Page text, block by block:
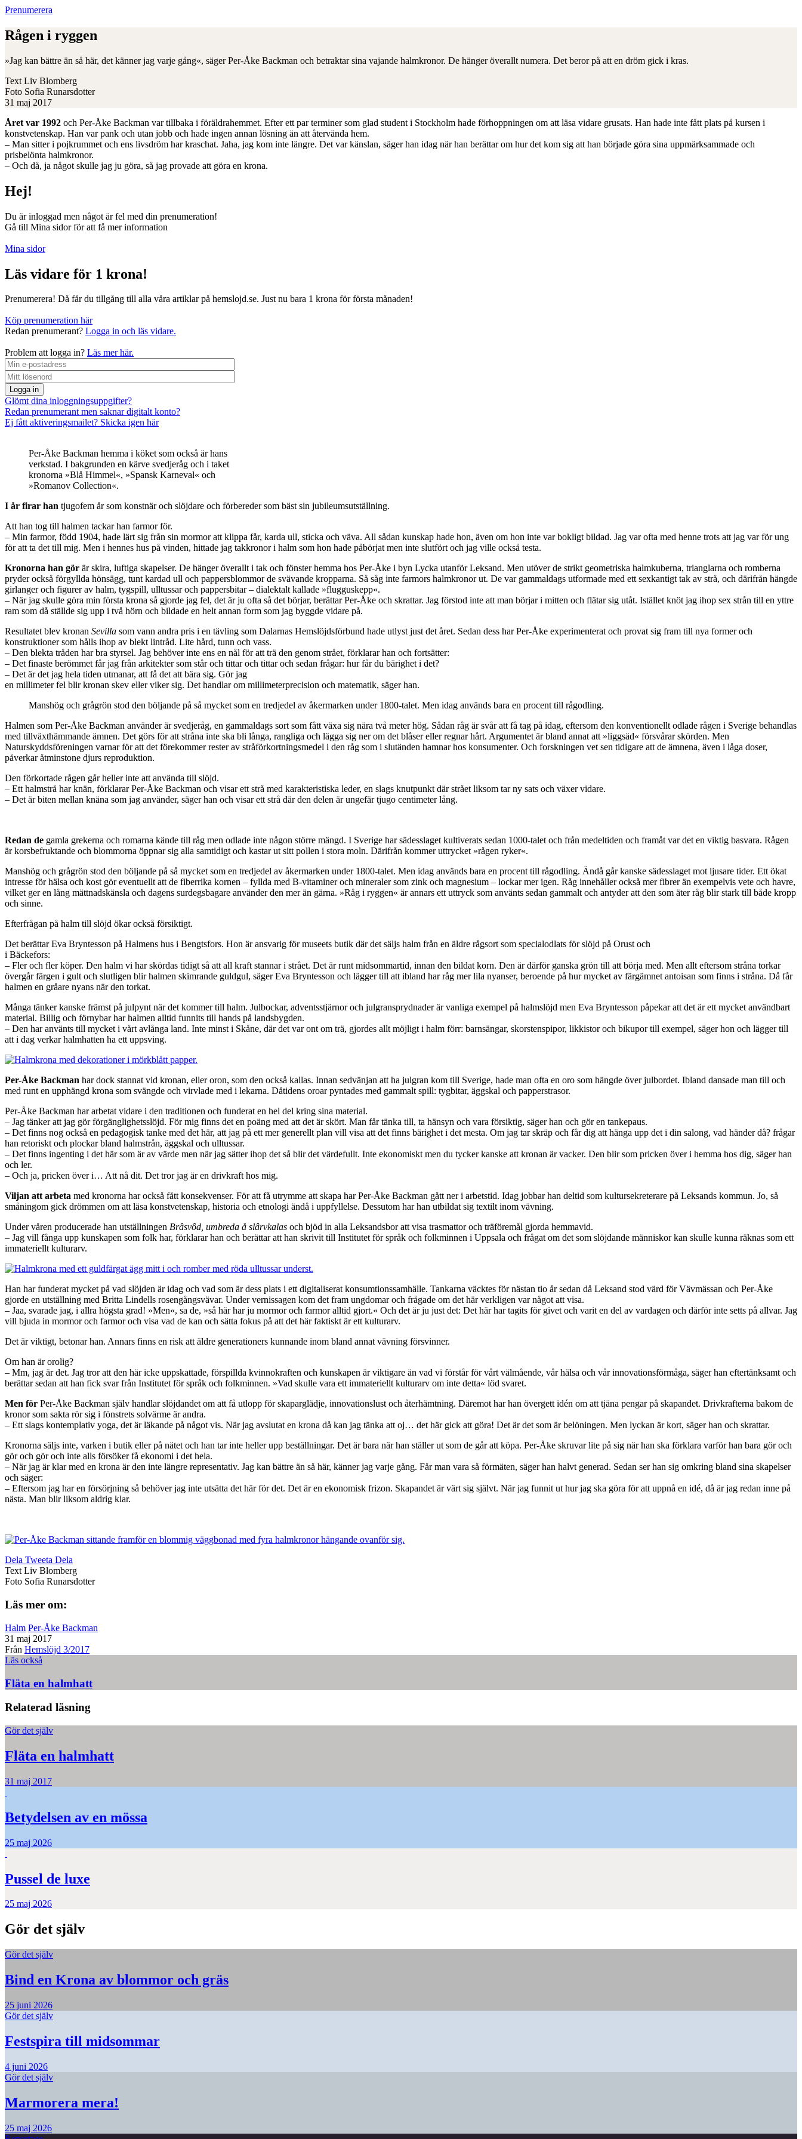
Prenumerera
Rågen i ryggen
»Jag kan bättre än så här, det känner jag varje gång«, säger Per-Åke Backman och betraktar sina vajande halmkronor. De hänger överallt numera. Det beror på att en dröm gick i kras.
Text Liv Blomberg
Foto Sofia Runarsdotter
31 maj 2017
Året var 1992 och Per-Åke Backman var tillbaka i föräldrahemmet. Efter ett par terminer som glad student i Stockholm hade förhoppningen om att läsa vidare grusats. Han hade inte fått plats på kursen i
konstvetenskap. Han var pank och utan jobb och hade ingen annan lösning än att återvända hem.
– Man sitter i pojkrummet och ens livsdröm har kraschat. Jaha, jag kom inte längre. Det var känslan, säger han idag när han berättar om hur det kom sig att han började göra sina uppmärksammade och
prisbelönta halmkronor.
– Och då, ja något skulle jag ju göra, så jag provade att göra en krona.
Hej!
Du är inloggad men något är fel med din prenumeration!
Gå till Mina sidor för att få mer information
Mina sidor
Läs vidare för 1 krona!
Prenumerera! Då får du tillgång till alla våra artiklar på hemslojd.se. Just nu bara 1 krona för första månaden!
Köp prenumeration här
Redan prenumerant? Logga in och läs vidare.
Problem att logga in? Läs mer här.
Logga in
Glömt dina inloggningsuppgifter?
Redan prenumerant men saknar digitalt konto?
Ej fått aktiveringsmailet? Skicka igen här
Per-Åke Backman hemma i köket som också är hans
verkstad. I bakgrunden en kärve svedjeråg och i taket
kronorna »Blå Himmel«, »Spansk Karneval« och
»Romanov Collection«.
I år firar han tjugofem år som konstnär och slöjdare och förbereder som bäst sin jubileumsutställning.
Att han tog till halmen tackar han farmor för.
– Min farmor, född 1904, hade lärt sig från sin mormor att klippa får, karda ull, sticka och väva. All sådan kunskap hade hon, även om hon inte var bokligt bildad. Jag var ofta med henne trots att jag var för ung
för att ta det till mig. Men i hennes hus på vinden, hittade jag takkronor i halm som hon hade påbörjat men inte slutfört och jag ville också testa.
Kronorna han gör är skira, luftiga skapelser. De hänger överallt i tak och fönster hemma hos Per-Åke i byn Lycka utanför Leksand. Men utöver de strikt geometriska halmkuberna, trianglarna och romberna
pryder också förgyllda hönsägg, tunt kardad ull och pappersblommor de svävande kropparna. Så såg inte farmors halmkronor ut. De var gammaldags utformade med ett sexkantigt tak av strå, och därifrån hängde
girlanger och figurer av halm, tygspill, ulltussar och pappersbitar – dialektalt kallade »flugguskepp«.
– När jag skulle göra min första krona så gjorde jag fel, det är ju ofta så det börjar, berättar Per-Åke och skrattar. Jag förstod inte att man börjar i mitten och flätar sig utåt. Istället knöt jag ihop sex strån till en yttre
ram som då ställde sig upp i två hörn och bildade en helt annan form som jag byggde vidare på.
Resultatet blev kronan Sevilla som vann andra pris i en tävling som Dalarnas Hemslöjdsförbund hade utlyst just det året. Sedan dess har Per-Åke experimenterat och provat sig fram till nya former och
konstruktioner som hålls ihop av blekt lintråd. Lite hård, tunn och vass.
– Den blekta tråden har bra styrsel. Jag behöver inte ens en nål för att trä den genom strået, förklarar han och fortsätter:
– Det finaste berömmet får jag från arkitekter som står och tittar och tittar och sedan frågar: hur får du bärighet i det?
– Det är det jag hela tiden utmanar, att få det att bära sig. Gör jag
en millimeter fel blir kronan skev eller viker sig. Det handlar om millimeterprecision och matematik, säger han.
Manshög och grågrön stod den böljande på så mycket som en tredjedel av åkermarken under 1800-talet. Men idag används bara en procent till rågodling.
Halmen som Per-Åke Backman använder är svedjeråg, en gammaldags sort som fått växa sig nära två meter hög. Sådan råg är svår att få tag på idag, eftersom den konventionellt odlade rågen i Sverige behandlas
med tillväxthämmande ämnen. Det görs för att stråna inte ska bli långa, rangliga och lägga sig ner om det blåser eller regnar hårt. Argumentet är bland annat att »liggsäd« försvårar skörden. Men
Naturskyddsföreningen varnar för att det förekommer rester av stråförkortningsmedel i den råg som i slutänden hamnar hos konsumenter. Och forskningen vet sen tidigare att de ämnena, även i låga doser,
påverkar åtminstone djurs reproduktion.
Den förkortade rågen går heller inte att använda till slöjd.
– Ett halmstrå har knän, förklarar Per-Åke Backman och visar ett strå med karakteristiska leder, en slags knutpunkt där strået liksom tar ny sats och växer vidare.
– Det är biten mellan knäna som jag använder, säger han och visar ett strå där den delen är ungefär tjugo centimeter lång.
Redan de gamla grekerna och romarna kände till råg men odlade inte någon större mängd. I Sverige har sädesslaget kultiverats sedan 1000-talet och från medeltiden och framåt var det en viktig basvara. Rågen
är korsbefruktande och blommorna öppnar sig alla samtidigt och kastar ut sitt pollen i stora moln. Därifrån kommer uttrycket »rågen ryker«.
Manshög och grågrön stod den böljande på så mycket som en tredjedel av åkermarken under 1800-talet. Men idag används bara en procent till rågodling. Ändå går kanske sädesslaget mot ljusare tider. Ett ökat
intresse för hälsa och kost gör eventuellt att de fiberrika kornen – fyllda med B-vitaminer och mineraler som zink och magnesium – lockar mer igen. Råg innehåller också mer fibrer än exempelvis vete och havre,
vilket ger en lång mättnadskänsla och dagens surdegsbagare använder den mer än gärna. »Råg i ryggen« är annars ett uttryck som använts sedan gammalt och antyder att den som äter råg blir stark till både kropp
och sinne.
Efterfrågan på halm till slöjd ökar också försiktigt.
Det berättar Eva Bryntesson på Halmens hus i Bengtsfors. Hon är ansvarig för museets butik där det säljs halm från en äldre rågsort som specialodlats för slöjd på Orust och
i Bäckefors:
– Fler och fler köper. Den halm vi har skördas tidigt så att all kraft stannar i strået. Det är runt midsommartid, innan den bildat korn. Den är därför ganska grön till att börja med. Men allt eftersom stråna torkar
övergår färgen i gult och slutligen blir halmen skimrande guldgul, säger Eva Bryntesson och lägger till att ibland har råg mer lila nyanser, beroende på hur mycket av färgämnet antoisan som finns i stråna. Då får
halmen en gråare nyans när den torkat.
Många tänker kanske främst på julpynt när det kommer till halm. Julbockar, adventsstjärnor och julgransprydnader är vanliga exempel på halmslöjd men Eva Bryntesson påpekar att det är ett mycket användbart
material. Billig och förnybar har halmen alltid funnits till hands på landsbygden.
– Den har använts till mycket i vårt avlånga land. Inte minst i Skåne, där det var ont om trä, gjordes allt möjligt i halm förr: barnsängar, skorstenspipor, likkistor och bikupor till exempel, säger hon och lägger till
att i dag verkar halmhatten ha ett uppsving.
Per-Åke Backman har dock stannat vid kronan, eller oron, som den också kallas. Innan sedvänjan att ha julgran kom till Sverige, hade man ofta en oro som hängde över julbordet. Ibland dansade man till och
med runt en upphängd krona som svängde och virvlade med i lekarna. Dåtidens oroar pyntades med gammalt spill: tygbitar, äggskal och papperstrasor.
Per-Åke Backman har arbetat vidare i den traditionen och funderat en hel del kring sina material.
– Jag tänker att jag gör förgänglighetsslöjd. För mig finns det en poäng med att det är skört. Man får tänka till, ta hänsyn och vara försiktig, säger han och gör en tankepaus.
– Det finns nog också en pedagogisk tanke med det här, att jag på ett mer generellt plan vill visa att det finns bärighet i det mesta. Om jag tar skräp och får dig att hänga upp det i din salong, vad händer då? frågar
han retoriskt och plockar bland halmstrån, äggskal och ulltussar.
– Det finns ingenting i det här som är av värde men när jag sätter ihop det så blir det värdefullt. Inte ekonomiskt men du tycker kanske att kronan är vacker. Den blir som pricken över i hemma hos dig, säger han
och ler.
– Och ja, pricken över i… Att nå dit. Det tror jag är en drivkraft hos mig.
Viljan att arbeta med kronorna har också fått konsekvenser. För att få utrymme att skapa har Per-Åke Backman gått ner i arbetstid. Idag jobbar han deltid som kultursekreterare på Leksands kommun. Jo, så
småningom gick drömmen om att läsa konstvetenskap, historia och etnologi ändå i uppfyllelse. Dessutom har han utbildat sig textilt inom vävning.
Under våren producerade han utställningen Brâsvôd, umbreda å slârvkalas och bjöd in alla Leksandsbor att visa trasmattor och träföremål gjorda hemmavid.
– Jag vill fånga upp kunskapen som folk har, förklarar han och berättar att han skrivit till Institutet för språk och folkminnen i Uppsala och frågat om det som slöjdande människor kan skulle kunna räknas som ett
immateriellt kulturarv.
Han har funderat mycket på vad slöjden är idag och vad som är dess plats i ett digitaliserat konsumtionssamhälle. Tankarna väcktes för nästan tio år sedan då Leksand stod värd för Vävmässan och Per-Åke
gjorde en utställning med Britta Lindells rosengångsvävar. Under vernissagen kom det fram ungdomar och frågade om det här verkligen var något att visa.
– Jaa, svarade jag, i allra högsta grad! »Men«, sa de, »så här har ju mormor och farmor alltid gjort.« Och det är ju just det: Det här har tagits för givet och varit en del av vardagen och därför inte setts på allvar. Jag
vill bjuda in mormor och farmor och visa vad de kan och sätta fokus på att det här faktiskt är ett kulturarv.
Det är viktigt, betonar han. Annars finns en risk att äldre generationers kunnande inom bland annat vävning försvinner.
Om han är orolig?
– Mm, jag är det. Jag tror att den här icke uppskattade, förspillda kvinnokraften och kunskapen är viktigare än vad vi förstår för vårt välmående, vår hälsa och vår innovationsförmåga, säger han eftertänksamt och
berättar sedan att han fick svar från Institutet för språk och folkminnen. »Vad skulle vara ett immateriellt kulturarv om inte detta« löd svaret.
Men för Per-Åke Backman själv handlar slöjdandet om att få utlopp för skaparglädje, innovationslust och återhämtning. Däremot har han övergett idén om att tjäna pengar på skapandet. Drivkrafterna bakom de
kronor som sakta rör sig i fönstrets solvärme är andra.
– Ett slags kontemplativ yoga, det är läkande på något vis. När jag avslutat en krona då kan jag tänka att oj… det här gick att göra! Det är det som är belöningen. Men lyckan är kort, säger han och skrattar.
Kronorna säljs inte, varken i butik eller på nätet och han tar inte heller upp beställningar. Det är bara när han ställer ut som de går att köpa. Per-Åke skruvar lite på sig när han ska förklara varför han bara gör och
gör och gör och inte alls försöker få ekonomi i det hela.
– När jag är klar med en krona är den inte längre representativ. Jag kan bättre än så här, känner jag varje gång. Får man vara så förmäten, säger han halvt generad. Sedan ser han sig omkring bland sina skapelser
och säger:
– Eftersom jag har en försörjning så behöver jag inte utsätta det här för det. Det är en ekonomisk frizon. Skapandet är värt sig självt. När jag funnit ut hur jag ska göra för att uppnå en idé, då är jag redan inne på
nästa. Man blir liksom aldrig klar.
Dela Tweeta Dela
TextLiv Blomberg
Foto Sofia Runarsdotter
Läs mer om:
Halm Per-Åke Backman
31 maj 2017
Från Hemslöjd 3/2017
Läs också
Fläta en halmhatt
Relaterad läsning
Gör det själv
Fläta en halmhatt
31 maj 2017
Betydelsen av en mössa
25 maj 2026
Pussel de luxe
25 maj 2026
Gör det själv
Gör det själv
Bind en Krona av blommor och gräs
25 juni 2026
Gör det själv
Festspira till midsommar
4 juni 2026
Gör det själv
Marmorera mera!
25 maj 2026